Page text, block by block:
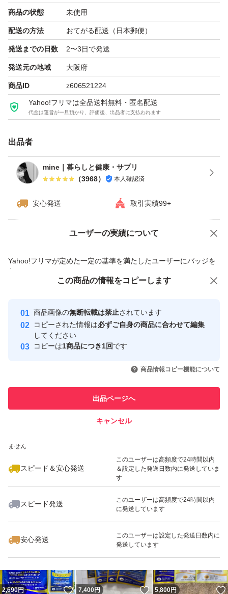
商品の状態 未使用
配送の方法 おてがる配送（日本郵便）
発送までの日数 2〜3日で発送
発送元の地域 大阪府
商品ID z606521224
Yahoo!フリマは全品送料無料・匿名配送
代金は運営が一旦預かり、評価後、出品者に支払われます
出品者
mine｜暮らしと健康・サプリ
（3968） 本人確認済
安心発送 取引実績99+
ユーザーの実績について
Yahoo!フリマが定めた一定の基準を満たしたユーザーにバッジを
付与しています
安心取引出品者
心・安全なユーザーです
取引実績
引を完了させた実績があります
での取引実績があります
ません
スピード＆安心発送
このユーザーは高頻度で24時間以内
＆設定した発送日数内に発送していま
す
スピード発送
このユーザーは高頻度で24時間以内
に発送しています
安心発送
このユーザーは設定した発送日数内に
発送しています
価格の相談 商品への質問
この商品の情報をコピーします
商品画像の無断転載は禁止されています
コピーされた情報は必ずご自身の商品に合わせて編集
してください
コピーは1商品につき1回です
商品情報コピー機能について
出品ページへ
キャンセル
この商品をみている人にオススメ
いいね！
5,200
2,690円 いいね！
7,400円 いいね！
5,800円